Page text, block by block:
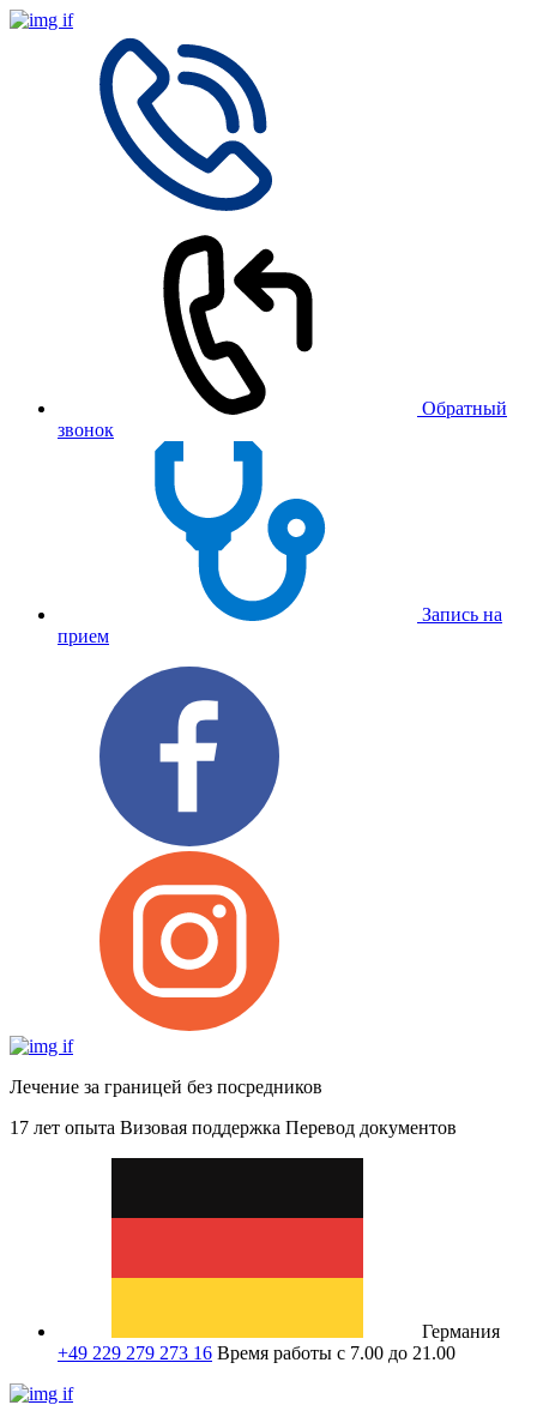
Обратный
звонок
Запись на
прием
Лечение за границей без посредников
17 лет опыта Визовая поддержка Перевод документов
Германия
+49 229 279 273 16 Время работы с 7.00 до 21.00